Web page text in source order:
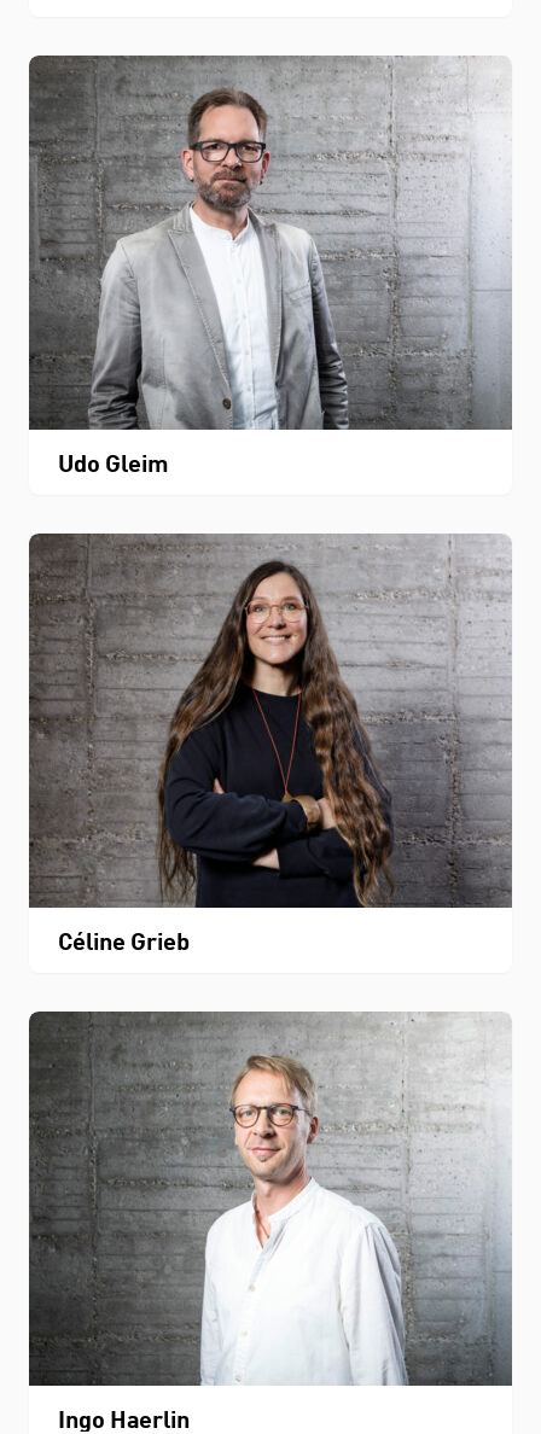
Udo Gleim
Céline Grieb
Ingo Haerlin